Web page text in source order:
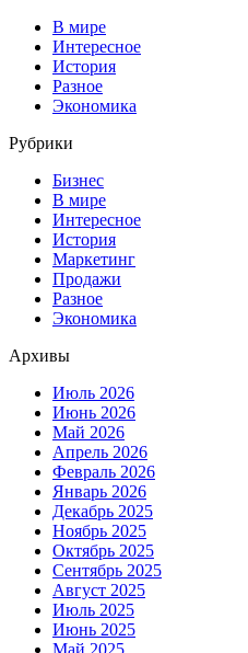
В мире
Интересное
История
Разное
Экономика
Рубрики
Бизнес
В мире
Интересное
История
Маркетинг
Продажи
Разное
Экономика
Архивы
Июль 2026
Июнь 2026
Май 2026
Апрель 2026
Февраль 2026
Январь 2026
Декабрь 2025
Ноябрь 2025
Октябрь 2025
Сентябрь 2025
Август 2025
Июль 2025
Июнь 2025
Май 2025